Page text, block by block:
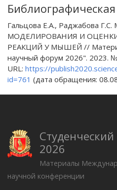
Гальцова Е.А., Раджабова
МОДЕЛИРОВАНИЯ И
РЕАКЦИЙ У МЫШЕЙ //
научный форум 2026". 2023.
URL: https://
id=761 (дата обращения:
2026
Материалы
научной конференции